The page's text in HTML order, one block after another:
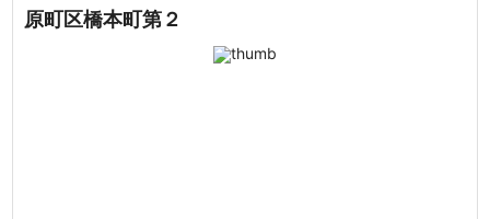
原町区橋本町第２